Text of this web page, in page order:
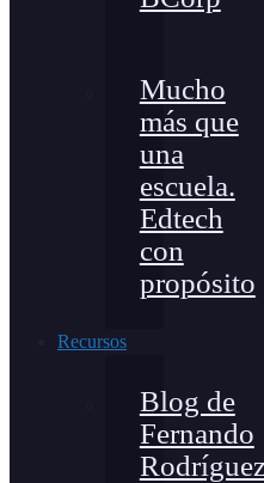
Mucho
más que
una
escuela.
Edtech
con
propósito
Recursos
Blog de
Fernando